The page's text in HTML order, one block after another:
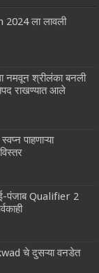
ला लावली
नमवून श्रीलंका बनली
राखण्यात आले
पाहणाऱ्या
पंजाब Qualifier 2
चे दुसऱ्या वनडेत